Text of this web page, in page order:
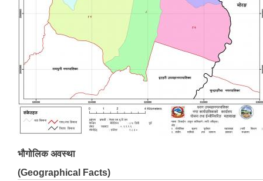
भौगोलिक अवस्था
(Geographical Facts)